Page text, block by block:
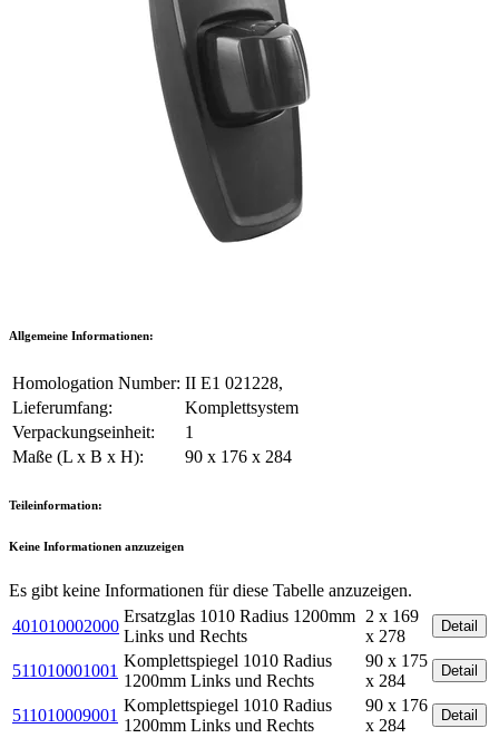
Allgemeine Informationen:
Homologation Number: II E1 021228,
Lieferumfang:
Komplettsystem
Verpackungseinheit:
1
Maße (L x B x H):
90 x 176 x 284
Teileinformation:
Keine Informationen anzuzeigen
Es gibt keine Informationen für diese Tabelle anzuzeigen.
401010002000
Ersatzglas 1010 Radius 1200mm
Links und Rechts
2 x 169
x 278
Detail
511010001001
Komplettspiegel 1010 Radius
1200mm Links und Rechts
90 x 175
x 284
Detail
511010009001
Komplettspiegel 1010 Radius
1200mm Links und Rechts
90 x 176
x 284
Detail